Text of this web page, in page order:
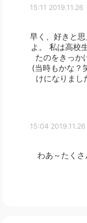
2019.11.26 15:11
早く、好きと
よ。 私は高校
たのをきっか
(当時もかな？
けになりまし
2019.11.26 15:04
わあ～たく